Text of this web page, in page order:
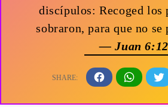
discípulos: Recoged los
sobraron, para que no se
— Juan 6:12